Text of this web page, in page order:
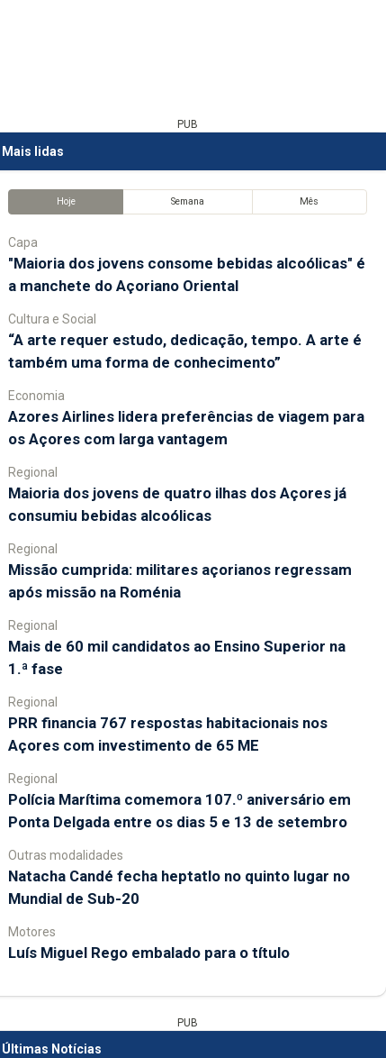
PUB
Mais lidas
Hoje Semana Mês
Capa
"Maioria dos jovens consome bebidas alcoólicas" é
a manchete do Açoriano Oriental
Cultura e Social
“A arte requer estudo, dedicação, tempo. A arte é
também uma forma de conhecimento”
Economia
Azores Airlines lidera preferências de viagem para
os Açores com larga vantagem
Regional
Maioria dos jovens de quatro ilhas dos Açores já
consumiu bebidas alcoólicas
Regional
Missão cumprida: militares açorianos regressam
após missão na Roménia
Regional
Mais de 60 mil candidatos ao Ensino Superior na
1.ª fase
Regional
PRR financia 767 respostas habitacionais nos
Açores com investimento de 65 ME
Regional
Polícia Marítima comemora 107.º aniversário em
Ponta Delgada entre os dias 5 e 13 de setembro
Outras modalidades
Natacha Candé fecha heptatlo no quinto lugar no
Mundial de Sub-20
Motores
Luís Miguel Rego embalado para o título
PUB
Últimas Notícias